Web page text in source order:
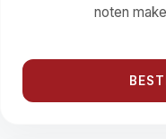
noten